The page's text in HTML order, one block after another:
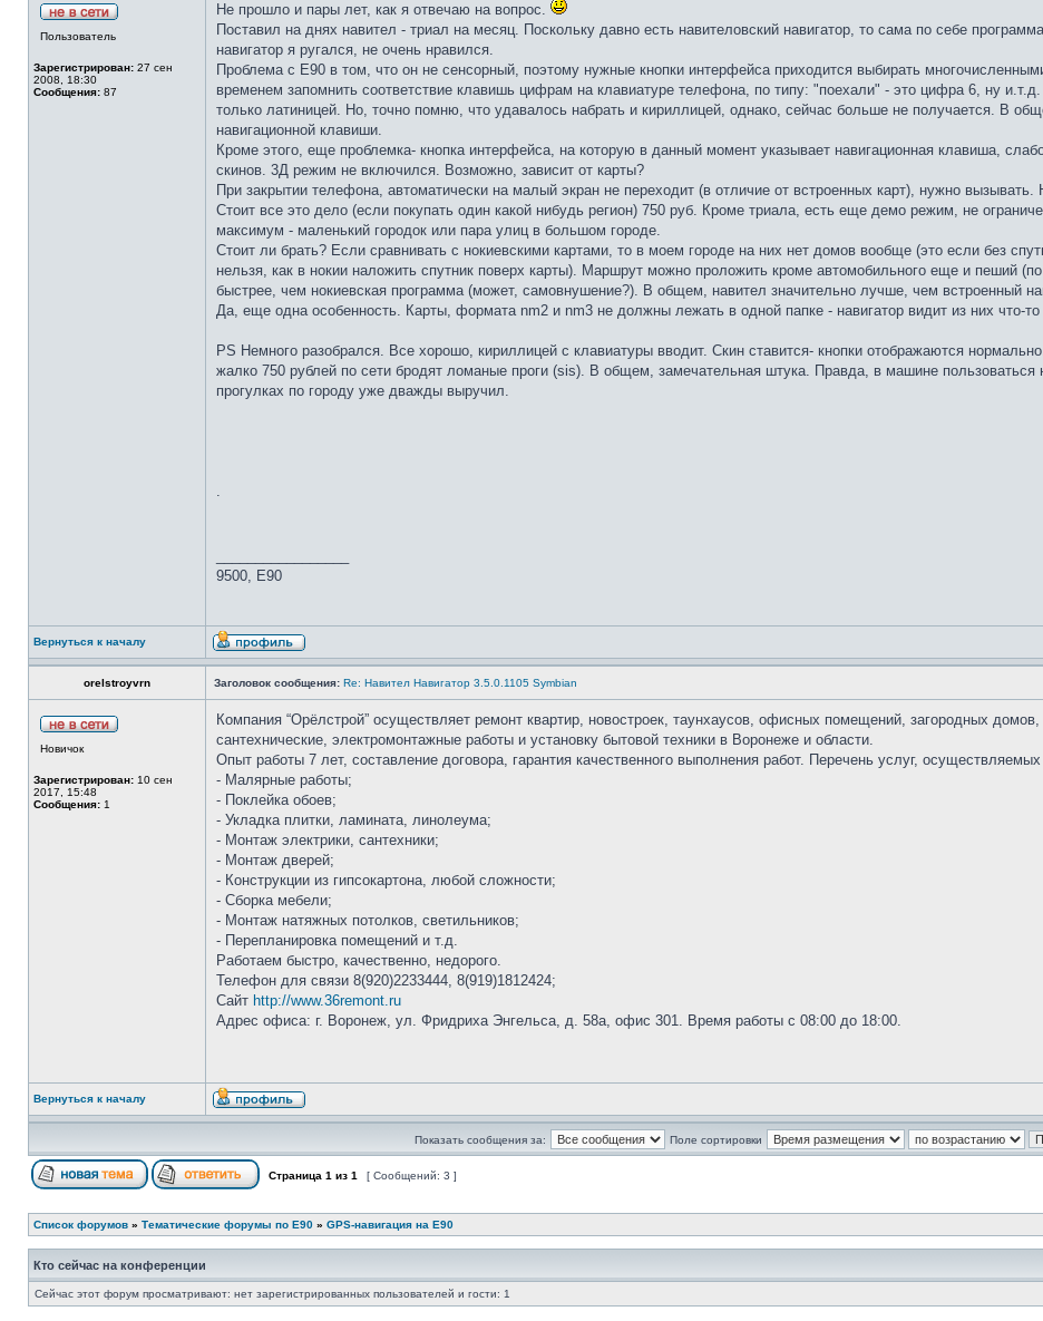
Пользователь
Зарегистрирован: 27 сен
2008, 18:30
Сообщения: 87
Не прошло и пары лет, как я отвечаю на вопрос.
Поставил на днях навител - триал на месяц. Поскольку давно есть навителовский навигатор, то сама по себе
навигатор я ругался, не очень нравился.
Проблема с Е90 в том, что он не сенсорный, поэтому нужные кнопки интерфейса приходится выбирать
временем запомнить соответствие клавишь цифрам на клавиатуре телефона, по типу: "поехали" - это цифра 6, ну
только латиницей. Но, точно помню, что удавалось набрать и кириллицей, однако, сейчас больше не получается. В
навигационной клавиши.
Кроме этого, еще проблемка- кнопка интерфейса, на которую в данный момент указывает навигационная клавиша,
скинов. 3Д режим не включился. Возможно, зависит от карты?
При закрытии телефона, автоматически на малый экран не переходит (в отличие от встроенных карт), нужно вызывать.
Стоит все это дело (если покупать один какой нибудь регион) 750 руб. Кроме триала, есть еще демо режим, не
максимум - маленький городок или пара улиц в большом городе.
Стоит ли брать? Если сравнивать с нокиевскими картами, то в моем городе на них нет домов вообще (это если без
нельзя, как в нокии наложить спутник поверх карты). Маршрут можно проложить кроме автомобильного еще и пеший
быстрее, чем нокиевская программа (может, самовнушение?). В общем, навител значительно лучше, чем встроенный
Да, еще одна особенность. Карты, формата nm2 и nm3 не должны лежать в одной папке - навигатор видит из них что-то
PS Немного разобрался. Все хорошо, кириллицей с клавиатуры вводит. Скин ставится- кнопки отображаются
жалко 750 рублей по сети бродят ломаные проги (sis). В общем, замечательная штука. Правда, в машине пользоваться
прогулках по городу уже дважды выручил.
.
9500, E90
Вернуться к началу
orelstroyvrn Заголовок сообщения: Re: Навител Навигатор 3.5.0.1105 Symbian
Новичок
Зарегистрирован: 10 сен
2017, 15:48
Сообщения: 1
Компания “Орёлстрой” осуществляет ремонт квартир, новостроек, таунхаусов, офисных помещений, загородных
сантехнические, электромонтажные работы и установку бытовой техники в Воронеже и области.
Опыт работы 7 лет, составление договора, гарантия качественного выполнения работ. Перечень услуг,
- Малярные работы;
- Поклейка обоев;
- Укладка плитки, ламината, линолеума;
- Монтаж электрики, сантехники;
- Монтаж дверей;
- Конструкции из гипсокартона, любой сложности;
- Сборка мебели;
- Монтаж натяжных потолков, светильников;
- Перепланировка помещений и т.д.
Работаем быстро, качественно, недорого.
Телефон для связи 8(920)2233444, 8(919)1812424;
Сайт http://www.36remont.ru
Адрес офиса: г. Воронеж, ул. Фридриха Энгельса, д. 58а, офис 301. Время работы с 08:00 до 18:00.
Вернуться к началу
Показать сообщения за: Поле сортировки
Страница 1 из 1 [ Сообщений: 3 ]
Список форумов » Тематические форумы по E90 » GPS-навигация на E90
Кто сейчас на конференции
Сейчас этот форум просматривают: нет зарегистрированных пользователей и гости: 1